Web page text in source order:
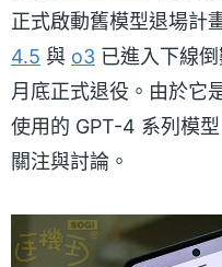
正式啟動舊模型退場計
4.5 與 o3 已進入下線
月底正式退役。由於它
使用的 GPT-4 系列模
關注與討論。